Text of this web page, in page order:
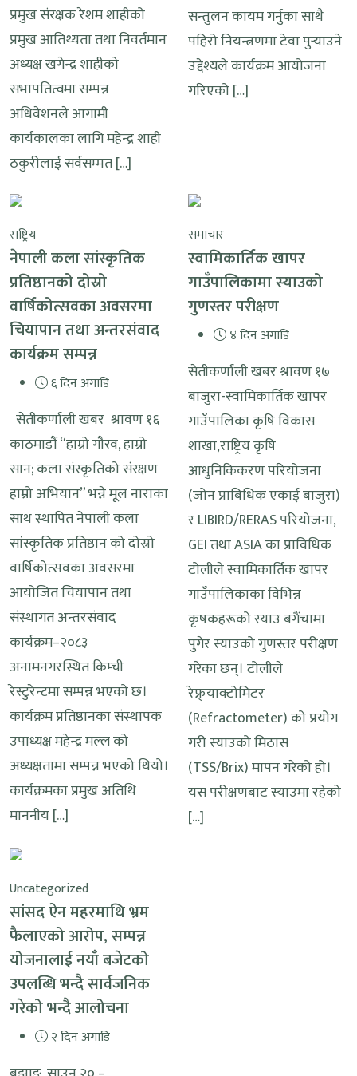
प्रमुख संरक्षक रेशम शाहीको
प्रमुख आतिथ्यता तथा निवर्तमान
अध्यक्ष खगेन्द्र शाहीको
सभापतित्वमा सम्पन्न
अधिवेशनले आगामी
कार्यकालका लागि महेन्द्र शाही
ठकुरीलाई सर्वसम्मत […]
सन्तुलन कायम गर्नुका साथै
पहिरो नियन्त्रणमा टेवा पुर्‍याउने
उद्देश्यले कार्यक्रम आयोजना
गरिएको […]
राष्ट्रिय
नेपाली कला सांस्कृतिक
प्रतिष्ठानको दोस्रो
वार्षिकोत्सवका अवसरमा
चियापान तथा अन्तरसंवाद
कार्यक्रम सम्पन्न
६ दिन अगाडि
सेतीकर्णाली खबर श्रावण १६
काठमाडौं “हाम्रो गौरव, हाम्रो
सान; कला संस्कृतिको संरक्षण
हाम्रो अभियान” भन्ने मूल नाराका
साथ स्थापित नेपाली कला
सांस्कृतिक प्रतिष्ठान को दोस्रो
वार्षिकोत्सवका अवसरमा
आयोजित चियापान तथा
संस्थागत अन्तरसंवाद
कार्यक्रम–२०८३
अनामनगरस्थित किम्ची
रेस्टुरेन्टमा सम्पन्न भएको छ।
कार्यक्रम प्रतिष्ठानका संस्थापक
उपाध्यक्ष महेन्द्र मल्ल को
अध्यक्षतामा सम्पन्न भएको थियो।
कार्यक्रमका प्रमुख अतिथि
माननीय […]
समाचार
स्वामिकार्तिक खापर
गाउँपालिकामा स्याउको
गुणस्तर परीक्षण
४ दिन अगाडि
सेतीकर्णाली खबर श्रावण १७
बाजुरा-स्वामिकार्तिक खापर
गाउँपालिका कृषि विकास
शाखा,राष्ट्रिय कृषि
आधुनिकिकरण परियोजना
(जोन प्राबिधिक एकाई बाजुरा)
र LIBIRD/RERAS परियोजना,
GEI तथा ASIA का प्राविधिक
टोलीले स्वामिकार्तिक खापर
गाउँपालिकाका विभिन्न
कृषकहरूको स्याउ बगैंचामा
पुगेर स्याउको गुणस्तर परीक्षण
गरेका छन्। टोलीले
रेफ्र्याक्टोमिटर
(Refractometer) को प्रयोग
गरी स्याउको मिठास
(TSS/Brix) मापन गरेको हो।
यस परीक्षणबाट स्याउमा रहेको
[…]
Uncategorized
सांसद ऐन महरमाथि भ्रम
फैलाएको आरोप, सम्पन्न
योजनालाई नयाँ बजेटको
उपलब्धि भन्दै सार्वजनिक
गरेको भन्दै आलोचना
२ दिन अगाडि